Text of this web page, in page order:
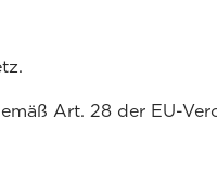
Art. 28 der EU-